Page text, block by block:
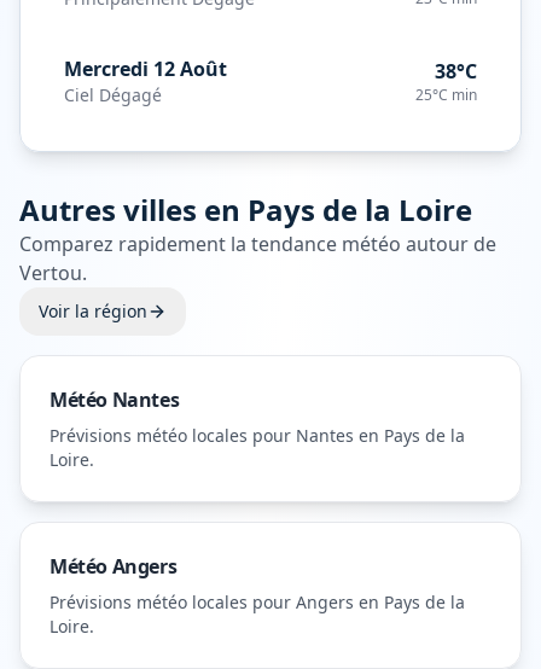
Mercredi 12 Août
Ciel Dégagé
38°C
25°C min
Autres villes en Pays de la Loire
Comparez rapidement la tendance météo autour de
Vertou.
Voir la région
Météo Nantes
Prévisions météo locales pour Nantes en Pays de la
Loire.
MétéoAngers
Prévisions météo locales pour Angers en Pays de la
Loire.